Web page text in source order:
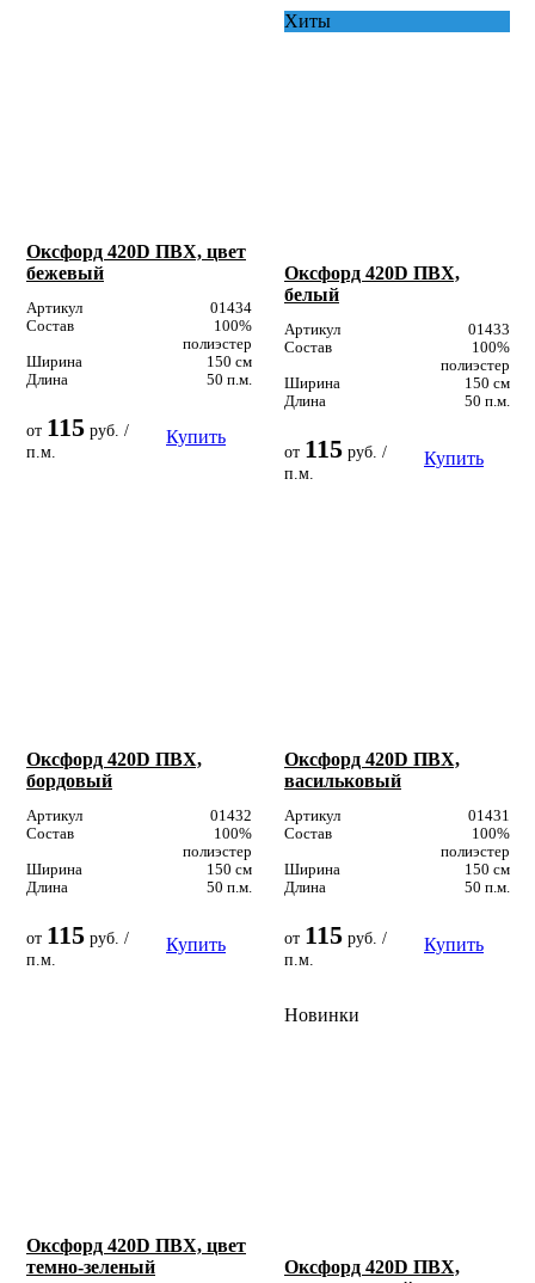
Оксфорд 420D ПВХ, цвет
бежевый
Артикул
01434
Состав
100%
полиэстер
Ширина
150 см
Длина
50 п.м.
от 115 руб. /
п.м.
Купить
Хиты
Оксфорд 420D ПВХ,
белый
Артикул
01433
Состав
100%
полиэстер
Ширина
150 см
Длина
50 п.м.
от 115 руб. /
п.м.
Купить
Оксфорд 420D ПВХ,
бордовый
Артикул
01432
Состав
100%
полиэстер
Ширина
150 см
Длина
50 п.м.
от 115 руб. /
п.м.
Купить
Оксфорд 420D ПВХ,
васильковый
Артикул
01431
Состав
100%
полиэстер
Ширина
150 см
Длина
50 п.м.
от 115 руб. /
п.м.
Купить
Оксфорд 420D ПВХ, цвет
темно-зеленый
Новинки
Оксфорд 420D ПВХ,